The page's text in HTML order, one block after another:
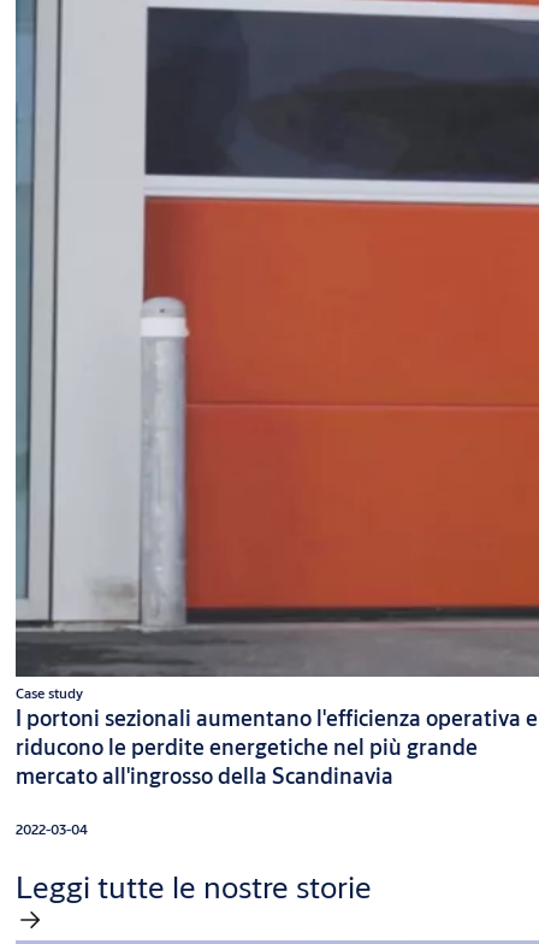
Case study
I portoni sezionali aumentano l'efficienza operativa e
riducono le perdite energetiche nel più grande
mercato all'ingrosso della Scandinavia
2022-03-04
Leggi tutte le nostre storie